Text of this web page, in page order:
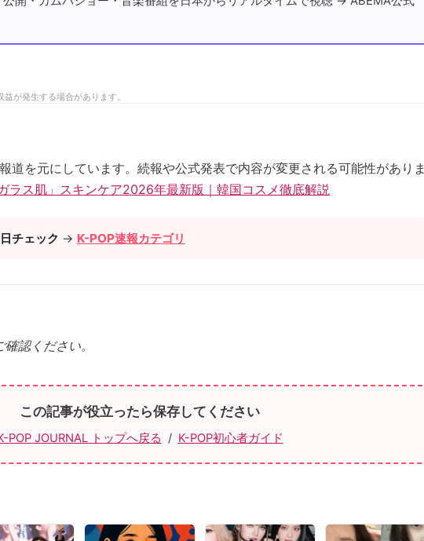
が発生する場合があります。
道を元にしています。続報や公式発表で内容が変更される可能性がありま
ラス肌」スキンケア2026年最新版｜韓国コスメ徹底解説
チェック → K-POP速報カテゴリ
認ください。
この記事が役立ったら保存してください
POP JOURNAL トップへ戻る / K-POP初心者ガイド